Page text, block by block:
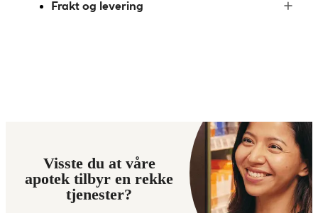
Frakt og levering
Visste du at våre
apotek tilbyr en rekke
tjenester?